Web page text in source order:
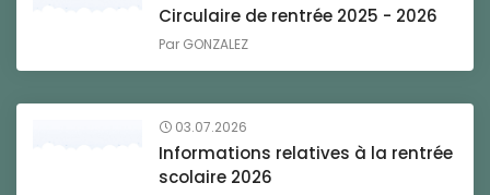
Circulaire de rentrée 2025 - 2026
Par GONZALEZ
03.07.2026
Informations relatives à la rentrée
scolaire 2026